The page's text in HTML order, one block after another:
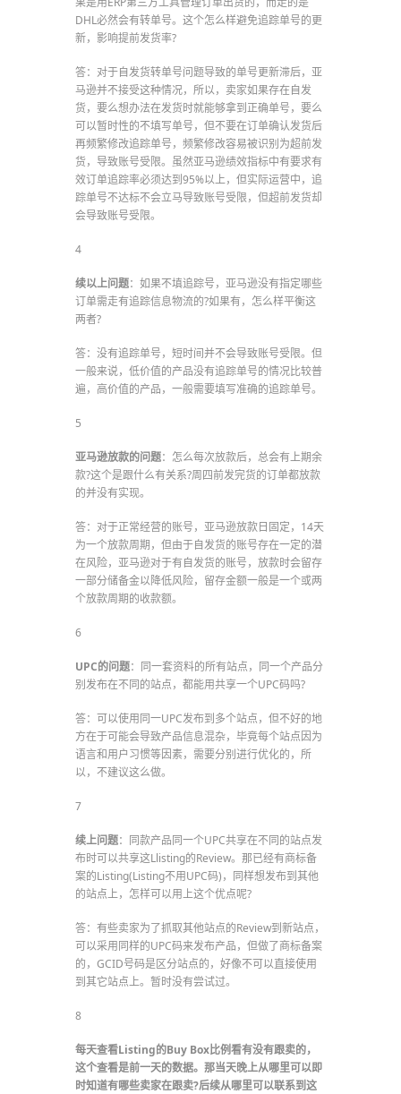
DHL必然会有转单号。这个怎么样避免追踪单号的更
新，影响提前发货率?
答：对于自发货转单号问题导致的单号更新滞后，亚
马逊并不接受这种情况，所以，卖家如果存在自发
货，要么想办法在发货时就能够拿到正确单号，要么
可以暂时性的不填写单号，但不要在订单确认发货后
再频繁修改追踪单号，频繁修改容易被识别为超前发
货，导致账号受限。虽然亚马逊绩效指标中有要求有
效订单追踪率必须达到95%以上，但实际运营中，追
踪单号不达标不会立马导致账号受限，但超前发货却
会导致账号受限。
4
续以上问题：如果不填追踪号，亚马逊没有指定哪些
订单需走有追踪信息物流的?如果有，怎么样平衡这
两者?
答：没有追踪单号，短时间并不会导致账号受限。但
一般来说，低价值的产品没有追踪单号的情况比较普
遍，高价值的产品，一般需要填写准确的追踪单号。
5
亚马逊放款的问题：怎么每次放款后，总会有上期余
款?这个是跟什么有关系?周四前发完货的订单都放款
的并没有实现。
答：对于正常经营的账号，亚马逊放款日固定，14天
为一个放款周期，但由于自发货的账号存在一定的潜
在风险，亚马逊对于有自发货的账号，放款时会留存
一部分储备金以降低风险，留存金额一般是一个或两
个放款周期的收款额。
6
UPC的问题：同一套资料的所有站点，同一个产品分
别发布在不同的站点，都能用共享一个UPC码吗?
答：可以使用同一UPC发布到多个站点，但不好的地
方在于可能会导致产品信息混杂，毕竟每个站点因为
语言和用户习惯等因素，需要分别进行优化的，所
以，不建议这么做。
7
续上问题：同款产品同一个UPC共享在不同的站点发
布时可以共享这Llisting的Review。那已经有商标备
案的Listing(Listing不用UPC码)，同样想发布到其他
的站点上，怎样可以用上这个优点呢?
答：有些卖家为了抓取其他站点的Review到新站点，
可以采用同样的UPC码来发布产品，但做了商标备案
的，GCID号码是区分站点的，好像不可以直接使用
到其它站点上。暂时没有尝试过。
8
每天查看Listing的Buy Box比例看有没有跟卖的，
这个查看是前一天的数据。那当天晚上从哪里可以即
时知道有哪些卖家在跟卖?后续从哪里可以联系到这